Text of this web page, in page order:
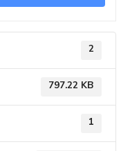
2
797.22 KB
1